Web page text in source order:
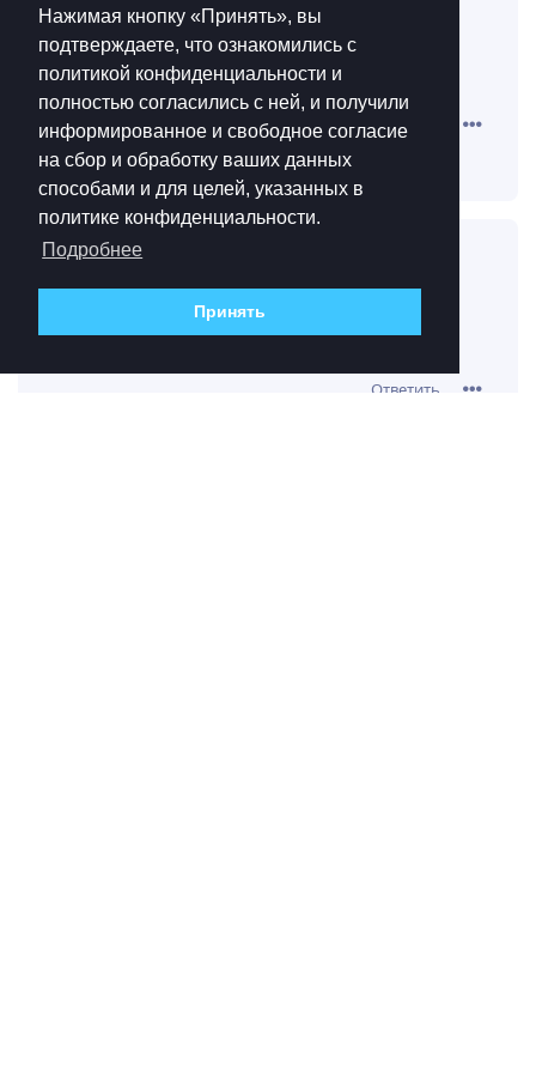
Нажимая кнопку «Принять», вы
подтверждаете, что ознакомились с
политикой конфиденциальности и
полностью согласились с ней, и получили
информированное и свободное согласие
на сбор и обработку ваших данных
способами и для целей, указанных в
политике конфиденциальности.
Подробнее
Принять
RussianScream ну эти договорняки так и
работают, никто ж не подписывает договоров
возмездного оказания услуг, верно?
Ответить
Museответили на это сообщение.
Muse 30 сен 2022
СМ договариваются конкретно о
взаимопомощи, насколько я знаю
Ответить